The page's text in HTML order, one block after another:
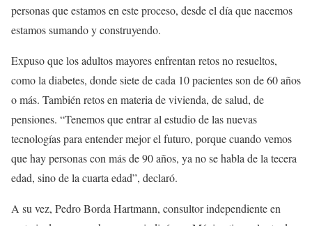
personas que estamos en este proceso, desde el día que nacemos
estamos sumando y construyendo.
Expuso que los adultos mayores enfrentan retos no resueltos,
como la diabetes, donde siete de cada 10 pacientes son de 60 años
o más. También retos en materia de vivienda, de salud, de
pensiones. “Tenemos que entrar al estudio de las nuevas
tecnologías para entender mejor el futuro, porque cuando vemos
que hay personas con más de 90 años, ya no se habla de la tecera
edad, sino de la cuarta edad”, declaró.
A su vez, Pedro Borda Hartmann, consultor independiente en